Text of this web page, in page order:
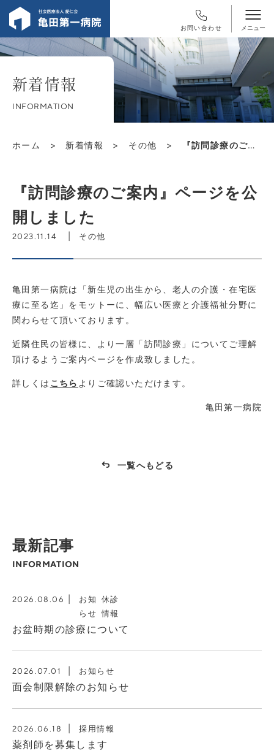
お問い合わせ
新着情報
INFORMATION
ホーム > 新着情報 > その他 > 『訪問診療のご案内』ページを公開しました
『訪問診療のご案内』ページを公
開しました
2023.11.14 その他
亀田第一病院は「新生児の出生から、老人の介護・在宅医
療に至る迄」をモットーに、幅広い医療と介護福祉分野に
関わらせて頂いております。
近隣住民の皆様に、より一層「訪問診療」についてご理解
頂けるようご案内ページを作成致しました。
詳しくは こちら よりご確認いただけます。
亀田第一病院
一覧へもどる
最新記事
INFORMATION
2026.08.06
お知
らせ
休診
情報
お盆時期の診療について
2026.07.01 お知らせ
面会制限解除のお知らせ
2026.06.18 採用情報
薬剤師を募集します